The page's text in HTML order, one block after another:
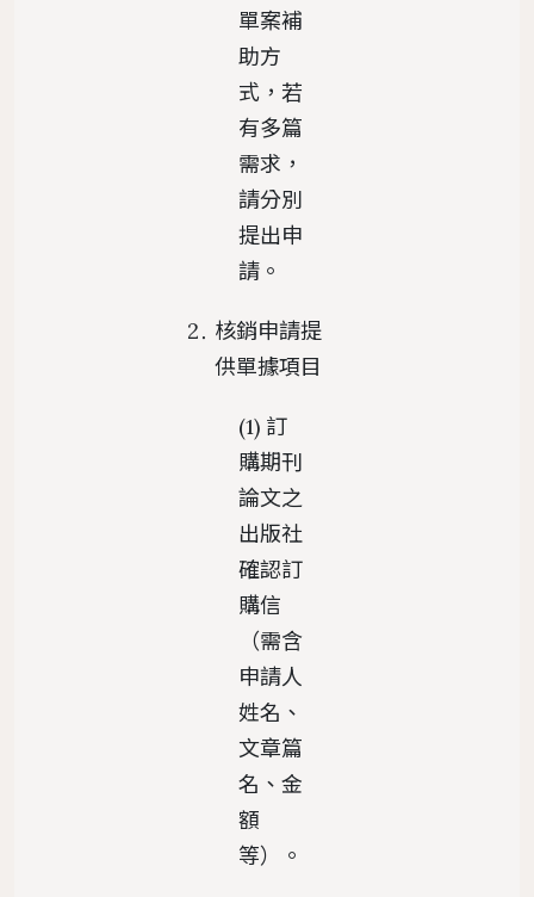
單案補
助方
式，若
有多篇
需求，
請分別
提出申
請。
核銷申請提
供單據項目
(1) 訂
購期刊
論文之
出版社
確認訂
購信
（需含
申請人
姓名、
文章篇
名、金
額
等）。